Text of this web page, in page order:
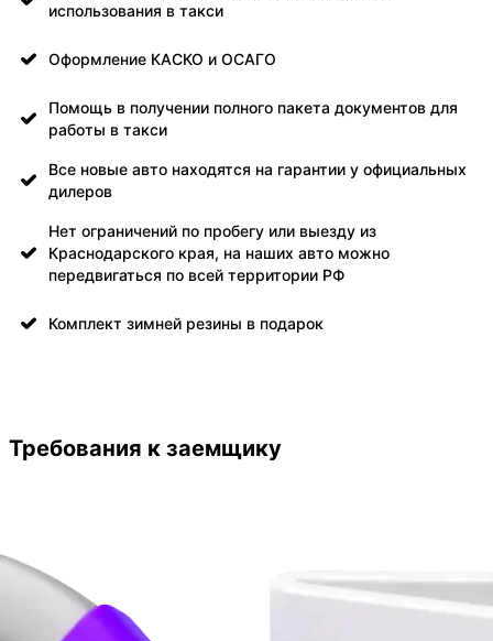
использования в такси
Оформление КАСКО и ОСАГО
Помощь в получении полного пакета документов для
работы в такси
Все новые авто находятся на гарантии у официальных
дилеров
Нет ограничений по пробегу или выезду из
Краснодарского края, на наших авто можно
передвигаться по всей территории РФ
Комплект зимней резины в подарок
Требования к заемщику